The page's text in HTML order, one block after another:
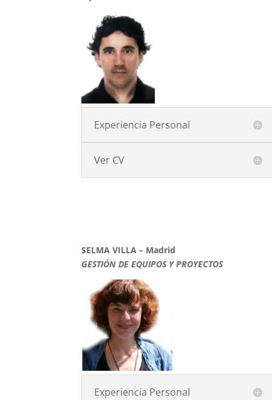
Experiencia Personal
Ver CV
SELMA VILLA – Madrid
GESTIÓN DE EQUIPOS Y PROYECTOS
Experiencia Personal